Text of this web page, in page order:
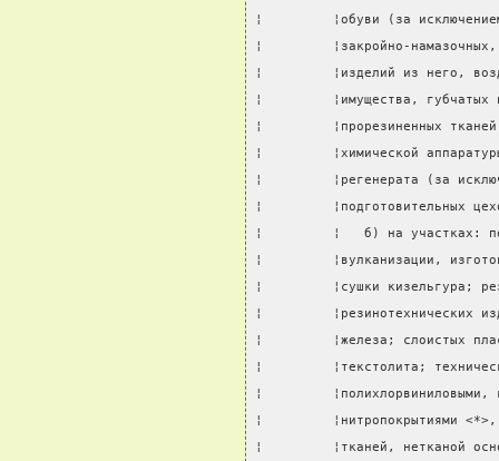
¦         ¦обуви (за
¦         ¦закройно-
¦         ¦изделий из него,
¦         ¦имущества, губчатых
¦         ¦прорезиненных
¦         ¦химической
¦         ¦регенерата (за
¦         ¦подготовительных
¦         ¦   б) на участках:
¦         ¦вулканизации,
¦         ¦сушки кизельгура;
¦         ¦резинотехнических
¦         ¦железа; слоистых
¦         ¦текстолита;
¦
¦         ¦нитропокрытиями <*>,
¦         ¦тканей, нетканой